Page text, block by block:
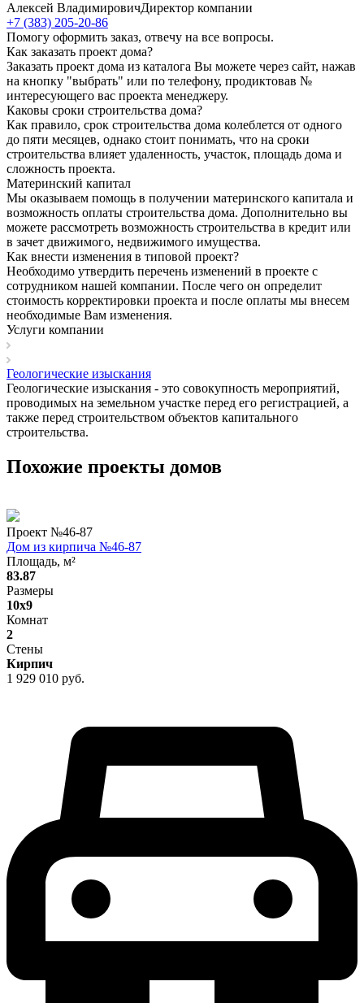
Алексей ВладимировичДиректор компании
+7 (383) 205-20-86
Помогу оформить заказ, отвечу на все вопросы.
Как заказать проект дома?
Заказать проект дома из каталога Вы можете через сайт, нажав
на кнопку "выбрать" или по телефону, продиктовав №
интересующего вас проекта менеджеру.
Каковы сроки строительства дома?
Как правило, срок строительства дома колеблется от одного
до пяти месяцев, однако стоит понимать, что на сроки
строительства влияет удаленность, участок, площадь дома и
сложность проекта.
Материнский капитал
Мы оказываем помощь в получении материнского капитала и
возможность оплаты строительства дома. Дополнительно вы
можете рассмотреть возможность строительства в кредит или
в зачет движимого, недвижимого имущества.
Как внести изменения в типовой проект?
Необходимо утвердить перечень изменений в проекте с
сотрудником нашей компании. После чего он определит
стоимость корректировки проекта и после оплаты мы внесем
необходимые Вам изменения.
Услуги компании
Геологические изыскания
Геологические изыскания - это совокупность мероприятий,
проводимых на земельном участке перед его регистрацией, а
также перед строительством объектов капитального
строительства.
Похожие проекты домов
Проект №46-87
Дом из кирпича №46-87
Площадь, м²
83.87
Размеры
10x9
Комнат
2
Стены
Кирпич
1 929 010 руб.